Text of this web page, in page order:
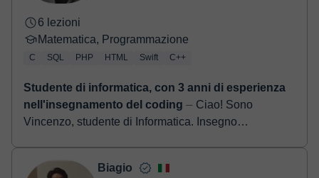
6 lezioni
Matematica, Programmazione
C SQL PHP HTML Swift C++
Studente di informatica, con 3 anni di esperienza
nell'insegnamento del coding ⏤ Ciao! Sono
Vincenzo, studente di Informatica. Insegno
Biagio